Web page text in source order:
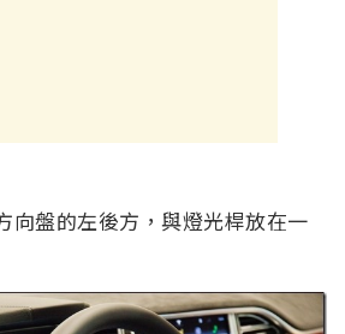
向盤的左後方，與燈光桿放在一